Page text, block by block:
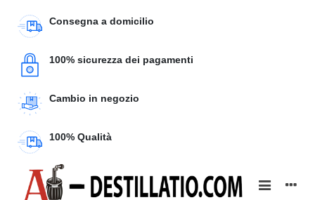
Consegna a domicilio
100% sicurezza dei pagamenti
Cambio in negozio
100% Qualità